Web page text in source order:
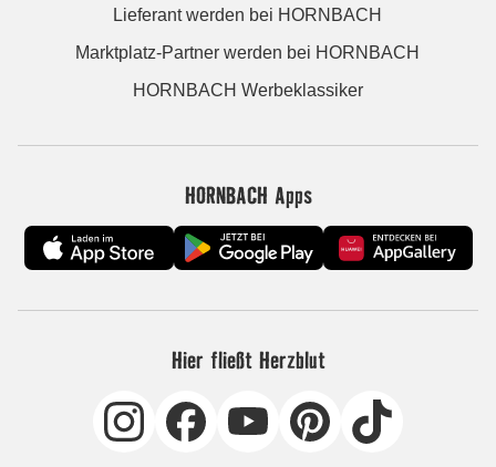
Lieferant werden bei HORNBACH
Marktplatz-Partner werden bei HORNBACH
HORNBACH Werbeklassiker
HORNBACH Apps
Hier fließt Herzblut